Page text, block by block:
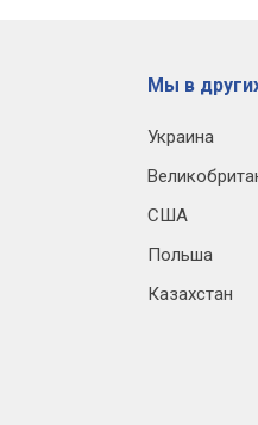
Мы в
Украина
США
Польша
Казахстан